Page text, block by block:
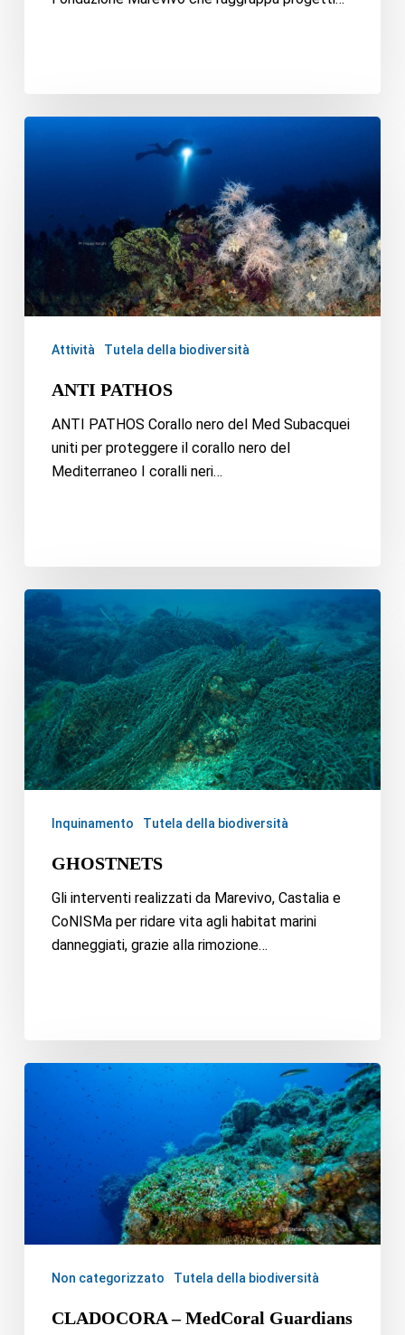
Attività Tutela della biodiversità
ANTI PATHOS
ANTI PATHOS Corallo nero del Med Subacquei
uniti per proteggere il corallo nero del
Mediterraneo I coralli neri…
Inquinamento Tutela della biodiversità
GHOSTNETS
Gli interventi realizzati da Marevivo, Castalia e
CoNISMa per ridare vita agli habitat marini
danneggiati, grazie alla rimozione…
Non categorizzato Tutela della biodiversità
CLADOCORA – MedCoral Guardians